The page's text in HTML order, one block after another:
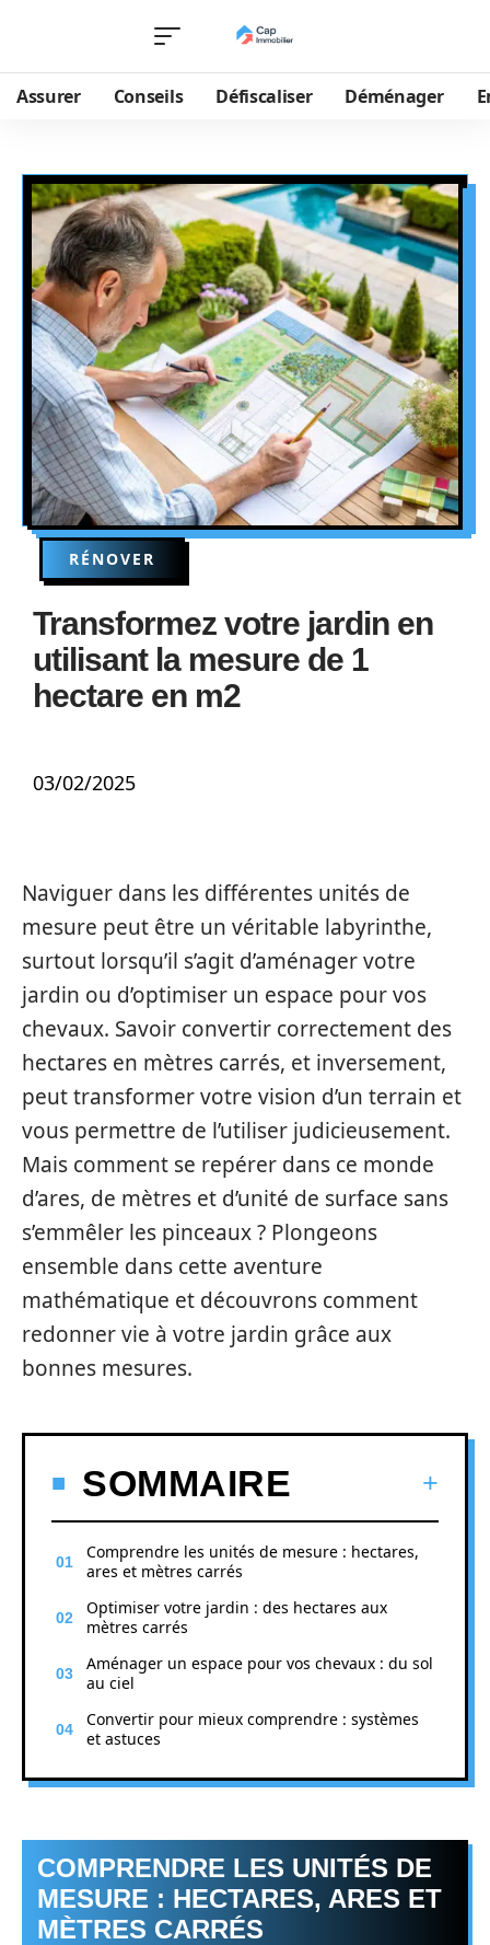
Assurer Conseils Défiscaliser Déménager
RÉNOVER
Transformez votre jardin en
utilisant la mesure de 1
hectare en m2
03/02/2025
Naviguer dans les différentes unités de
mesure peut être un véritable labyrinthe,
surtout lorsqu’il s’agit d’aménager votre
jardin ou d’optimiser un espace pour vos
chevaux. Savoir convertir correctement des
hectares en mètres carrés, et inversement,
peut transformer votre vision d’un terrain et
vous permettre de l’utiliser judicieusement.
Mais comment se repérer dans ce monde
d’ares, de mètres et d’unité de surface sans
s’emmêler les pinceaux ? Plongeons
ensemble dans cette aventure
mathématique et découvrons comment
redonner vie à votre jardin grâce aux
bonnes mesures.
SOMMAIRE
Comprendre les unités de mesure : hectares,
ares et mètres carrés
Optimiser votre jardin : des hectares aux
mètres carrés
Aménager un espace pour vos chevaux : du sol
au ciel
Convertir pour mieux comprendre : systèmes
et astuces
COMPRENDRE LES UNITÉS DE
MESURE : HECTARES, ARES ET
MÈTRES CARRÉS